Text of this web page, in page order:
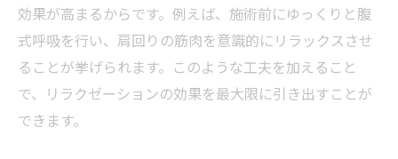
効果が高まるからです。例えば、施術前にゆっくりと腹
式呼吸を行い、肩回りの筋肉を意識的にリラックスさせ
ることが挙げられます。このような工夫を加えること
で、リラクゼーションの効果を最大限に引き出すことが
できます。